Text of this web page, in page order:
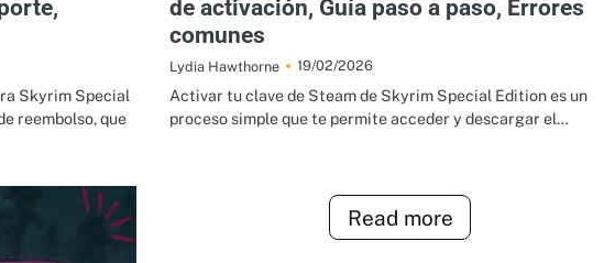
Skyrim Special
reembolso, que
de activación, Guía paso a paso, Errores
comunes
Lydia Hawthorne 19/02/2026
Activar tu clave de Steam de Skyrim Special Edition es un
proceso simple que te permite acceder y descargar el…
Read more